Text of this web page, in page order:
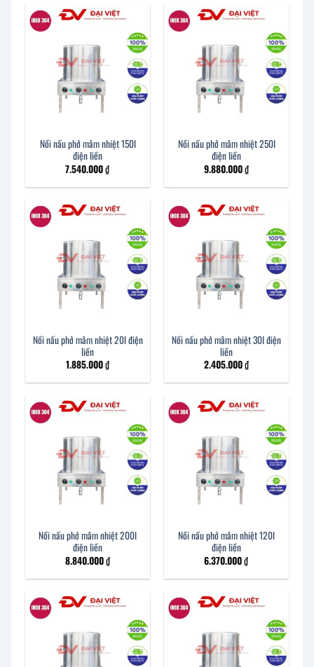
Nồi nấu phở mâm nhiệt 150l
điện liền
7.540.000₫
Nồi nấu phở mâm nhiệt 250l
điện liền
9.880.000₫
Nồi nấu phở mâm nhiệt 20l điện
liền
1.885.000₫
Nồi nấu phở mâm nhiệt 30l điện
liền
2.405.000₫
Nồi nấu phở mâm nhiệt 200l
điện liền
8.840.000₫
Nồi nấu phở mâm nhiệt 120l
điện liền
6.370.000₫